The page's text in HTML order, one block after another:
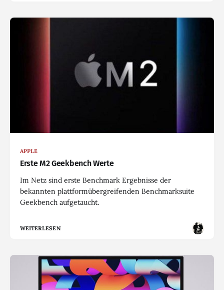
APPLE
Erste M2 Geekbench Werte
Im Netz sind erste Benchmark Ergebnisse der
bekannten plattformübergreifenden Benchmarksuite
Geekbench aufgetaucht.
WEITERLESEN